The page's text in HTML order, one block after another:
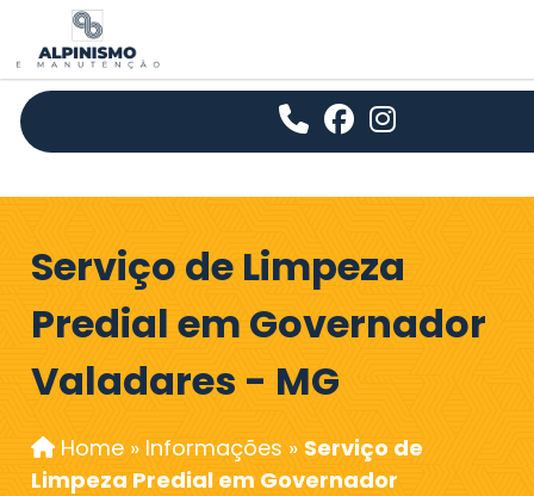
Serviço de Limpeza
Predial em Governador
Valadares - MG
Home » Informações » Serviço de
Limpeza Predial em Governador